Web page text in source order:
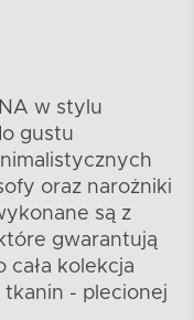
w stylu
gustu
oraz narożniki
są z
gwarantują
cała kolekcja
- plecionej